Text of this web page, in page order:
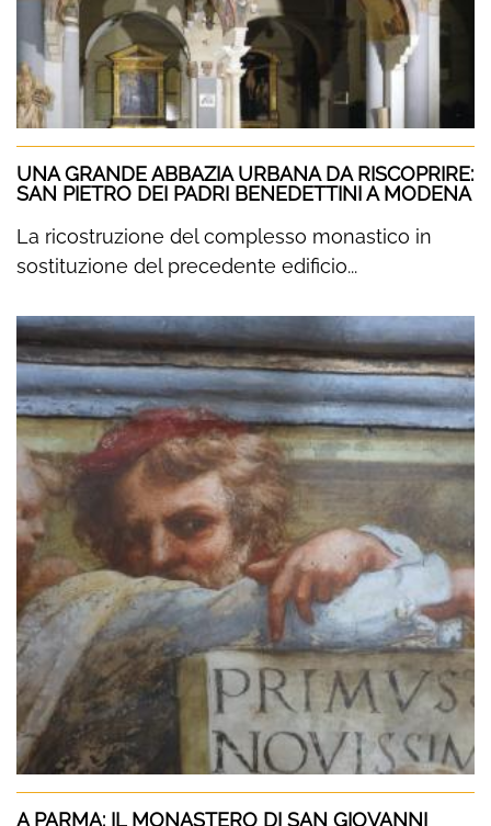
UNA GRANDE ABBAZIA URBANA DA RISCOPRIRE:
SAN PIETRO DEI PADRI BENEDETTINI A MODENA
La ricostruzione del complesso monastico in
sostituzione del precedente edificio...
A PARMA: IL MONASTERO DI SAN GIOVANNI